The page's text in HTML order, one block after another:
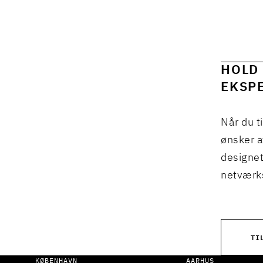
Når du
ønsker
KØBENHAVN AARHUS